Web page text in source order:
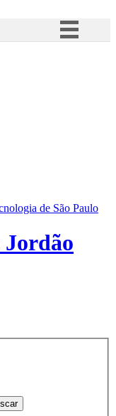
à informação
de São Paulo
Jordão